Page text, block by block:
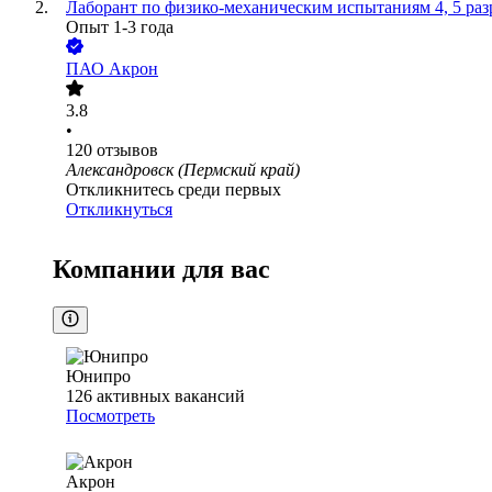
Лаборант по физико-механическим испытаниям 4, 5
Опыт 1-3 года
ПАО Акрон
3.8
•
120 отзывов
Александровск (Пермский край)
Откликнитесь среди первых
Откликнуться
Компании для вас
Юнипро
126 активных вакансий
Посмотреть
Акрон